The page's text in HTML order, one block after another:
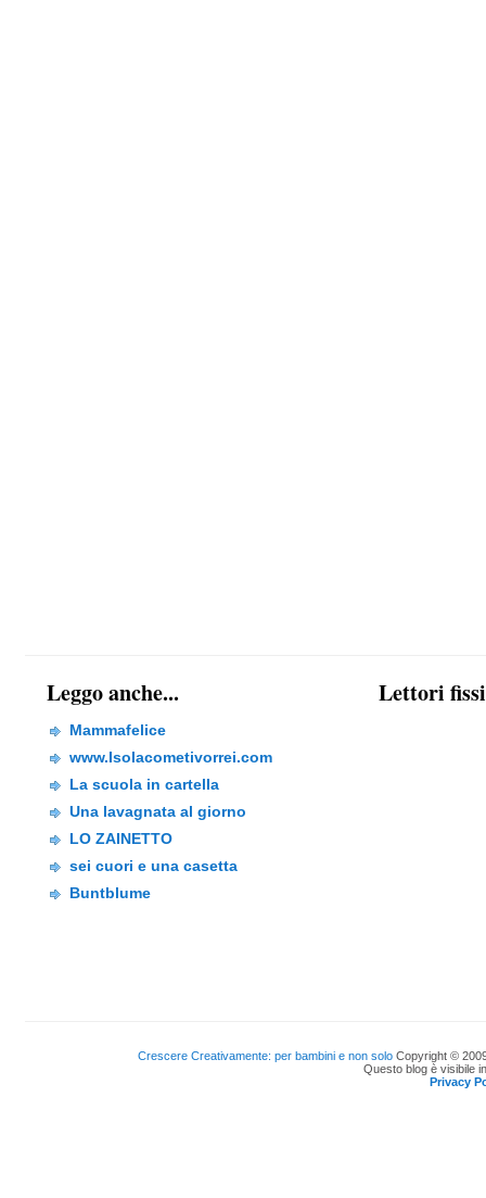
Leggo anche...
Mammafelice
www.Isolacometivorrei.com
La scuola in cartella
Una lavagnata al giorno
LO ZAINETTO
sei cuori e una casetta
Buntblume
Lettori fissi
Crescere Creativamente: per bambini e non solo Copyright ©
Questo blog è visibile
Privacy